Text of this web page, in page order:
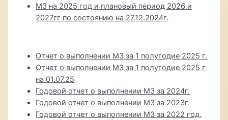
МЗ на 2025 год и плановый период 2026 и
2027гг по состоянию на 27.12.2024г.
Отчет о выполнении МЗ за 1 полугодие 2025 г.
Отчет о выполнении МЗ за 1 полугодие 2025 г
на 01.07.25
Годовой отчет о выполнении МЗ за 2024г.
Годовой отчет о выполнении МЗ за 2023г.
Годовой отчет о выполнении МЗ за 2022 год.